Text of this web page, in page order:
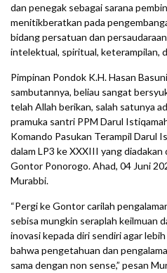
dan penegak sebagai sarana
menitikberatkan pada
bidang persatuan dan
intelektual, spiritual, keterampilan,
Pimpinan Pondok K.H. Hasan
sambutannya, beliau sangat
telah Allah berikan, salah satunya
pramuka santri PPM Darul
Komando Pasukan Terampil Darul
dalam LP3 ke XXXIII yang
Gontor Ponorogo. Ahad, 04 Juni
Murabbi.
“Pergi ke Gontor carilah
sebisa mungkin seraplah keilmuan
inovasi kepada diri sendiri agar
bahwa pengetahuan dan
sama dengan non sense,” pesan